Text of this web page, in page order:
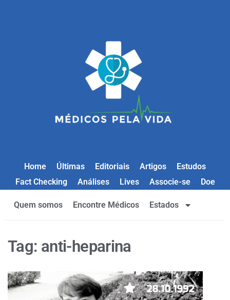
Home Últimas Editoriais Artigos
Estudos
Fact Checking
Análises Lives Associe-se Doe
Quem somos Encontre Médicos Estados
Tag: anti-heparina